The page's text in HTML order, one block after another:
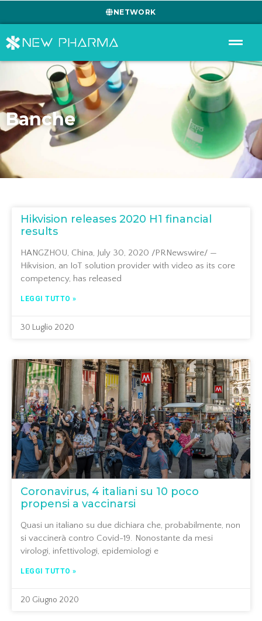
NETWORK
Banche
Hikvision releases 2020 H1 financial
results
HANGZHOU, China, July 30, 2020 /PRNewswire/ —
Hikvision, an IoT solution provider with video as its core
competency, has released
LEGGI TUTTO »
30 Luglio 2020
Coronavirus, 4 italiani su 10 poco
propensi a vaccinarsi
Quasi un italiano su due dichiara che, probabilmente, non
si vaccinerà contro Covid-19. Nonostante da mesi
virologi, infettivologi, epidemiologi e
LEGGI TUTTO »
20 Giugno 2020